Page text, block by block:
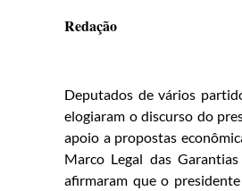
Redação
Deputados de vários
elogiaram o discurso do
apoio a propostas
Marco Legal das
afirmaram que o